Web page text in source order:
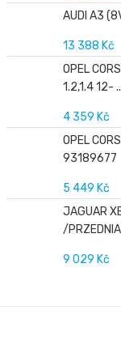
AUDI A3
13 388 Kč
OPEL
1.2,1.4 12-
4 359 Kč
OPEL
93189677
5 449 Kč
JAGUAR
/
9 029 Kč